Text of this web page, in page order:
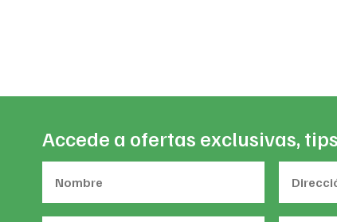
Accede a ofertas exclusivas,